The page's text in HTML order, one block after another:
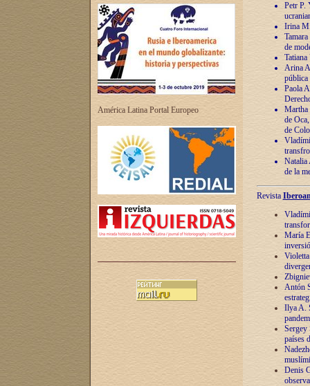
América Latina Portal Europeo
Petr P.
Irina
de
Arina
pública
Paola
Martha
de
de
Natalia
de la
Revista
María
Antón
Ilya A.
Sergey
países
Denis